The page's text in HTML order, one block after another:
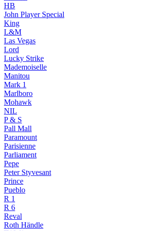
HB
John Player Special
King
L&M
Las Vegas
Lord
Lucky Strike
Mademoiselle
Manitou
Mark 1
Marlboro
Mohawk
NIL
P & S
Pall Mall
Paramount
Parisienne
Parliament
Pepe
Peter Styvesant
Prince
Pueblo
R 1
R 6
Reval
Roth Händle